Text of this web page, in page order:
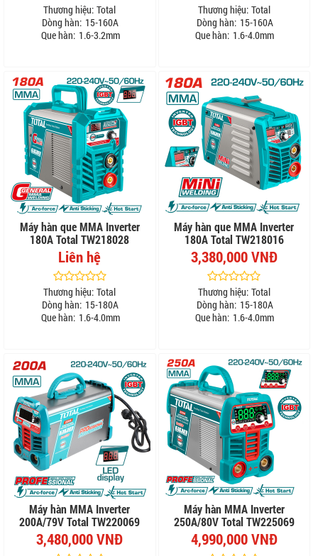
Thương hiệu: Total
Dòng hàn: 15-160A
Que hàn: 1.6-3.2mm
Thương hiệu: Total
Dòng hàn: 15-160A
Que hàn: 1.6-4.0mm
Máy hàn que MMA Inverter
180A Total TW218028
Liên hệ
Thương hiệu: Total
Dòng hàn: 15-180A
Que hàn: 1.6-4.0mm
Máy hàn que MMA Inverter
180A Total TW218016
3,380,000 VNĐ
Thương hiệu: Total
Dòng hàn: 15-180A
Que hàn: 1.6-4.0mm
Máy hàn MMA Inverter
200A/79V Total TW220069
3,480,000 VNĐ
Máy hàn MMA Inverter
250A/80V Total TW225069
4,990,000 VNĐ